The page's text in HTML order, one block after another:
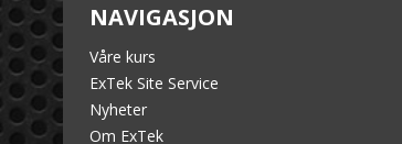
NAVIGASJON
Våre kurs
ExTek Site Service
Nyheter
Om ExTek